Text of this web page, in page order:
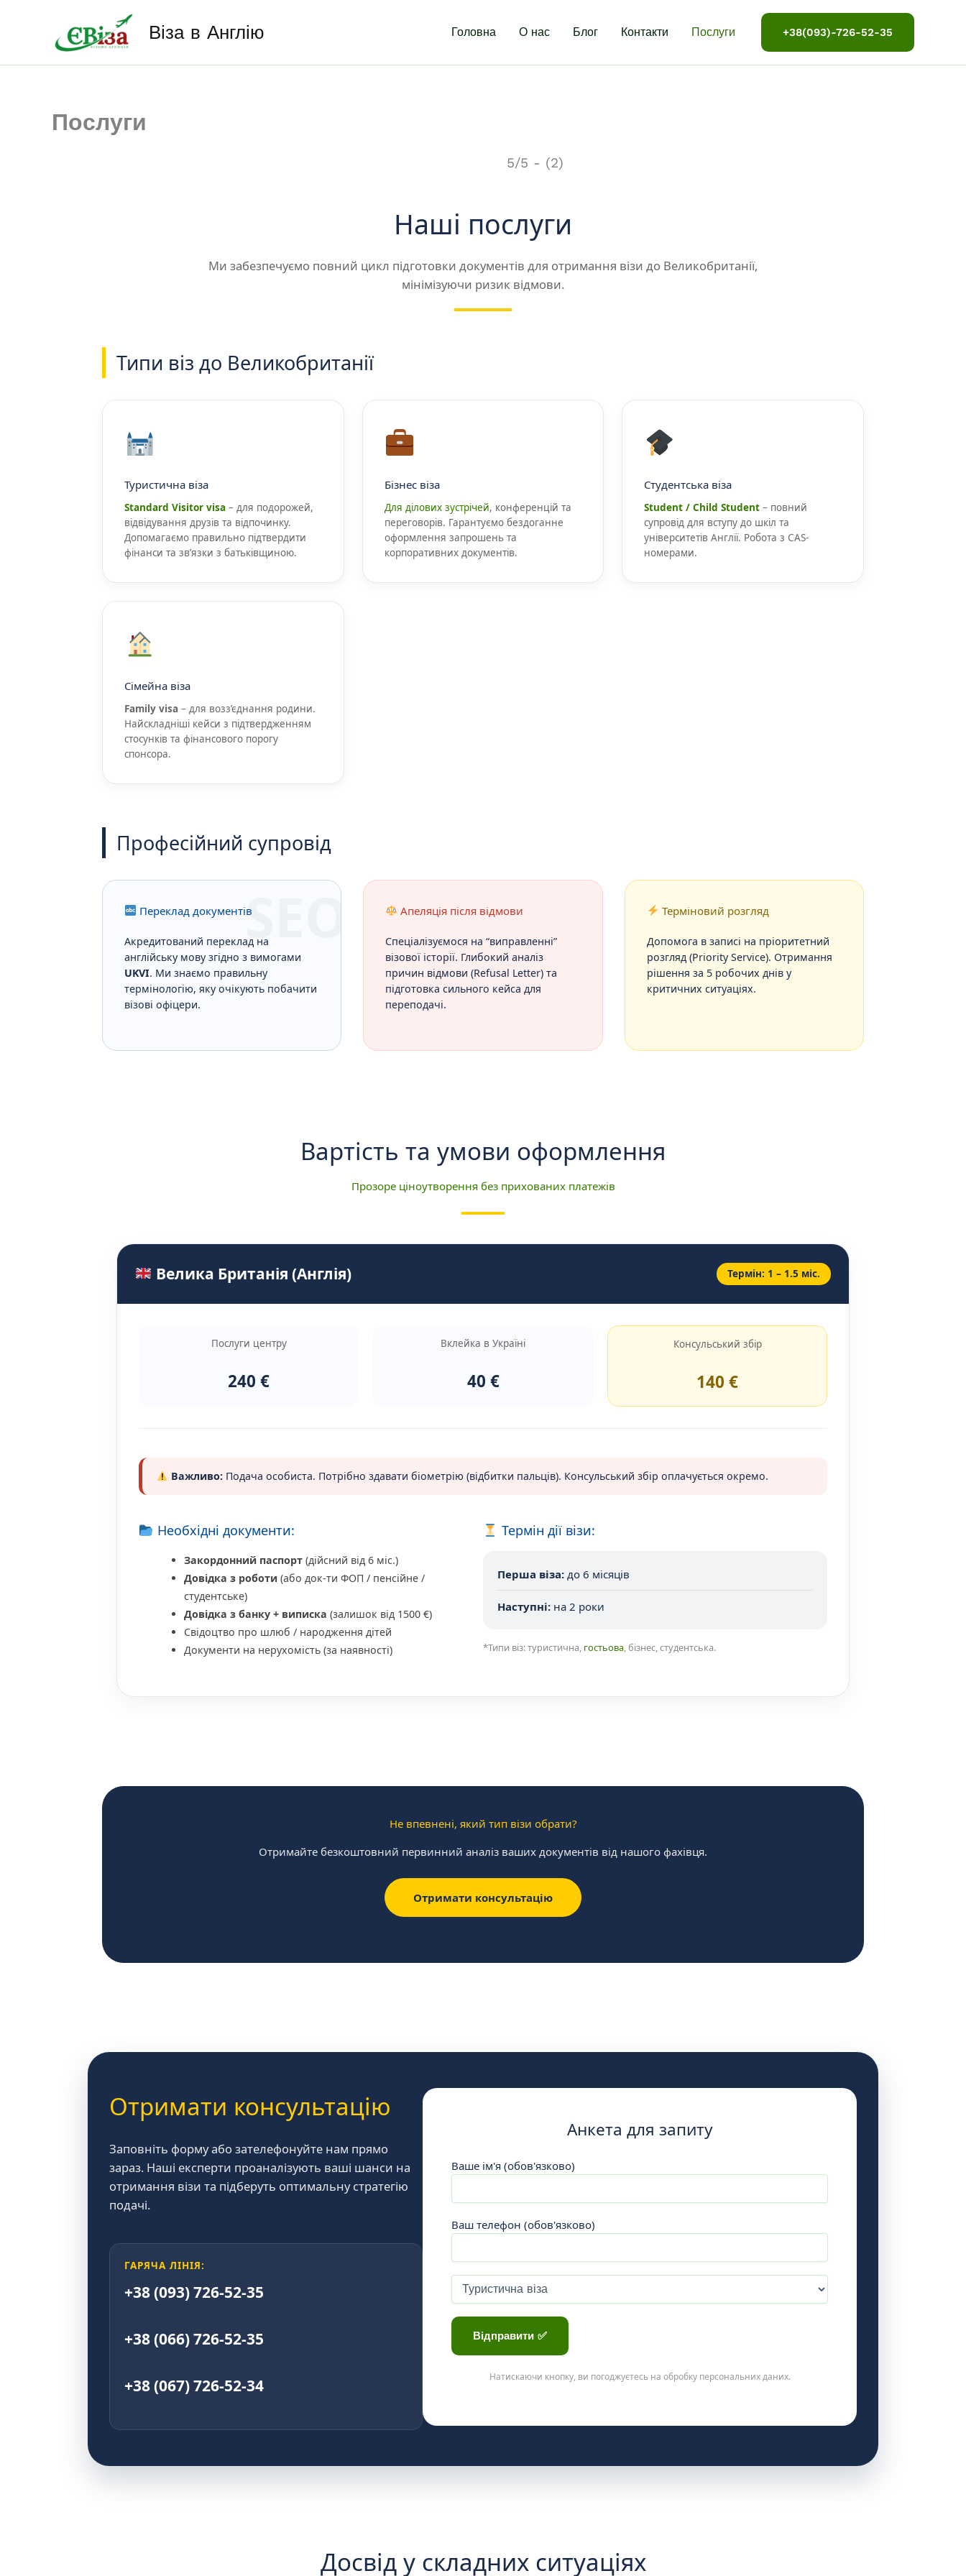
Віза в Англію Головна О нас Блог Контакти Послуги +38(093)-726-52-35
Послуги
5/5 - (2)
Наші послуги
Ми забезпечуємо повний цикл підготовки документів для отримання візи до Великобританії,
мінімізуючи ризик відмови.
Типи віз до Великобританії
Туристична віза
Standard Visitor visa – для подорожей,
відвідування друзів та відпочинку.
Допомагаємо правильно підтвердити
фінанси та зв’язки з батьківщиною.
Бізнес віза
Для ділових зустрічей, конференцій та
переговорів. Гарантуємо бездоганне
оформлення запрошень та
корпоративних документів.
Студентська віза
Student / Child Student – повний
супровід для вступу до шкіл та
університетів Англії. Робота з CAS-
номерами.
Сімейна віза
Family visa – для возз’єднання родини.
Найскладніші кейси з підтвердженням
стосунків та фінансового порогу
спонсора.
Професійний супровід
SEO
Переклад документів
Акредитований переклад на
англійську мову згідно з вимогами
UKVI. Ми знаємо правильну
термінологію, яку очікують побачити
візові офіцери.
Апеляція після відмови
Спеціалізуємося на “виправленні”
візової історії. Глибокий аналіз
причин відмови (Refusal Letter) та
підготовка сильного кейса для
переподачі.
Терміновий розгляд
Допомога в записі на пріоритетний
розгляд (Priority Service). Отримання
рішення за 5 робочих днів у
критичних ситуаціях.
Вартість та умови оформлення
Прозоре ціноутворення без прихованих платежів
Велика Британія (Англія) Термін: 1 – 1.5 міс.
Послуги центру
240 €
Вклейка в Україні
40 €
Консульський збір
140 €
Важливо: Подача особиста. Потрібно здавати біометрію (відбитки пальців). Консульський збір оплачується окремо.
Необхідні документи:
Закордонний паспорт(дійсний від 6 міс.)
Довідка з роботи(або док-ти ФОП / пенсійне /
студентське)
Довідка з банку + виписка (залишок від 1500 €)
Свідоцтво про шлюб / народження дітей
Документи на нерухомість (за наявності)
Термін дії візи:
Перша віза: до 6 місяців
Наступні: на 2 роки
*Типи віз: туристична, гостьова, бізнес, студентська.
Не впевнені, який тип візи обрати?
Отримайте безкоштовний первинний аналіз ваших документів від нашого фахівця.
Отримати консультацію
Отримати консультацію
Заповніть форму або зателефонуйте нам прямо
зараз. Наші експерти проаналізують ваші шанси на
отримання візи та підберуть оптимальну стратегію
подачі.
ГАРЯЧА ЛІНІЯ:
+38 (093) 726-52-35
+38 (066) 726-52-35
+38 (067) 726-52-34
Анкета для запиту
Ваше ім'я (обов'язково)
Ваш телефон (обов'язково)
Натискаючи кнопку, ви погоджуєтесь на обробку персональних даних.
Досвід у складних ситуаціях